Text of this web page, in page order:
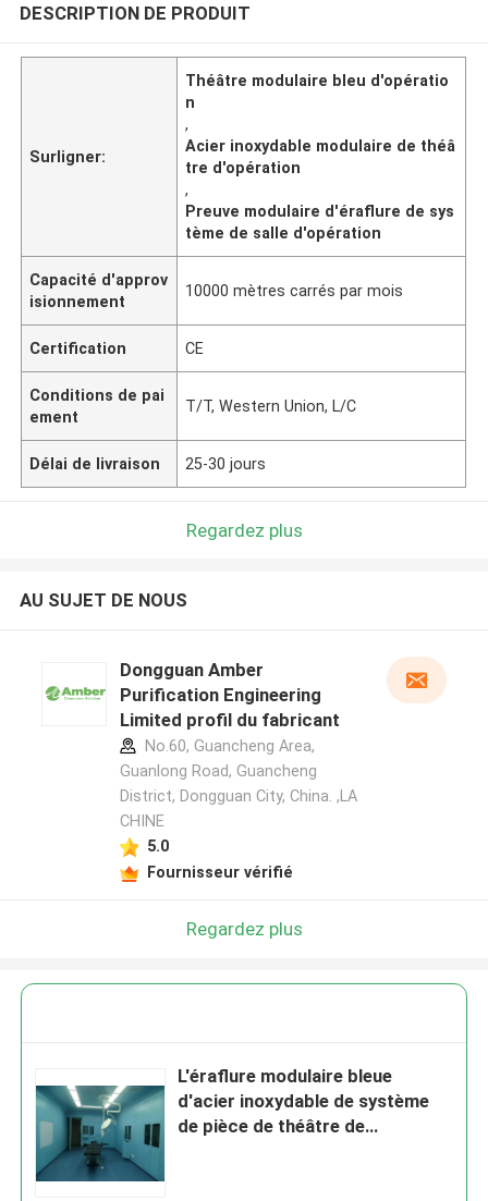
DESCRIPTION DE PRODUIT
Surligner:
Théâtre modulaire bleu d'opératio
n
,
Acier inoxydable modulaire de théâ
tre d'opération
,
Preuve modulaire d'éraflure de sys
tème de salle d'opération
Capacité d'approv
isionnement
10000 mètres carrés par mois
Certification CE
Conditions de pai
ement
T/T, Western Union, L/C
Délai de livraison 25-30 jours
Regardez plus
AU SUJET DE NOUS
Dongguan Amber
Purification Engineering
Limited profil du fabricant
No.60, Guancheng Area,
Guanlong Road, Guancheng
District, Dongguan City, China. ,LA
CHINE
5.0
Fournisseur vérifié
Regardez plus
L'éraflure modulaire bleue
d'acier inoxydable de système
de pièce de théâtre de